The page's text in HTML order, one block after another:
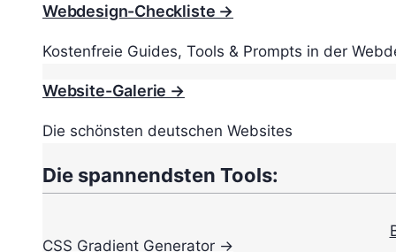
Webdesign-Checkliste →
Kostenfreie Guides, Tools & Prompts in der
Website-Galerie →
Die schönsten deutschen Websites
Die spannendsten Tools:
CSS Gradient Generator →